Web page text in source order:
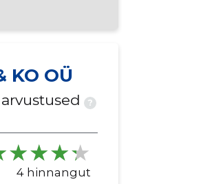
KO OÜ
?
4 hinnangut